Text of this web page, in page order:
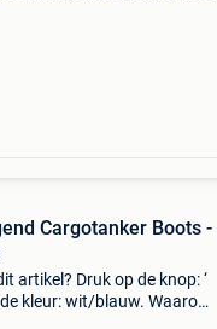
Cargotanker Boots -
artikel? Druk op de knop: ‘
kleur: wit/blauw. Waarom